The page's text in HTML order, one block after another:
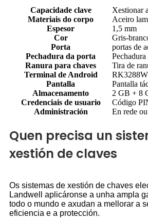
Capacidade clave
Xestionar
Materiais do corpo
Aceiro
Espesor
1,5 mm
Cor
Gris-
Porta
portas de
Pechadura da porta
Pechadura
Ranura para chaves
Tira de
Terminal de Android
Pantalla
Pantalla
Almacenamento
2 GB + 8
Credenciais de usuario
Código
Administración
En rede
Quen precisa un
xestión de claves
Os sistemas de xestión de chaves
Landwell aplicáronse a unha ampla
todo o mundo e axudan a mellorar a
eficiencia e a protección.